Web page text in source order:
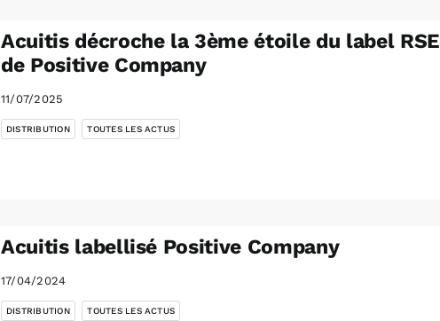
Acuitis décroche la 3ème étoile du label RSE
de Positive Company
11/07/2025
DISTRIBUTION TOUTES LES ACTUS
Acuitis labellisé Positive Company
17/04/2024
DISTRIBUTION TOUTES LES ACTUS